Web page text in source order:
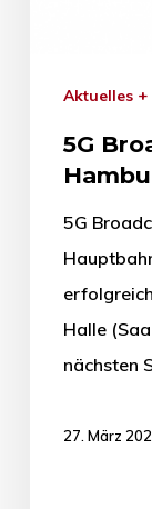
Aktuelles
5G
5G
Halle
nächsten
27. März